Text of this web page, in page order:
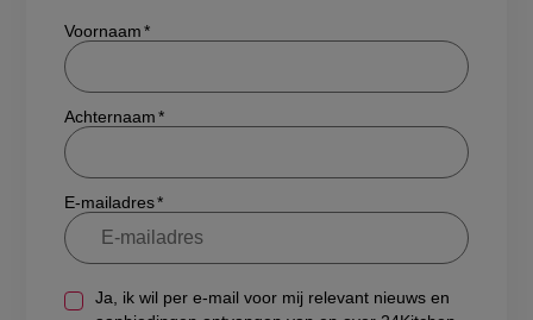
Show/hide
Voornaam
Achternaam
E-mailadres
Ja, ik wil per e-mail voor mij relevant nieuws en